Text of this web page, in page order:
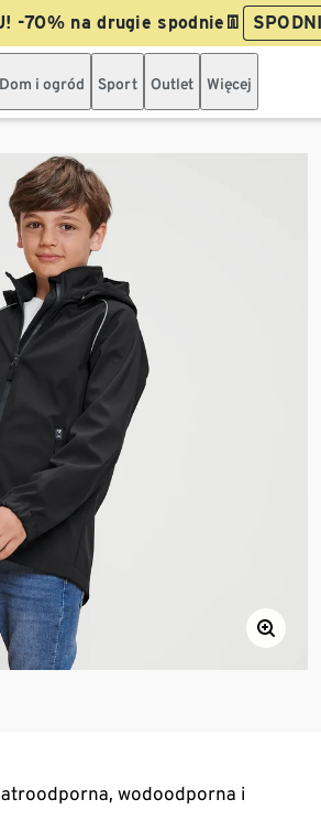
-70% na drugie spodnie👖
Dom i ogród Sport Outlet Więcej
wodoodporna i